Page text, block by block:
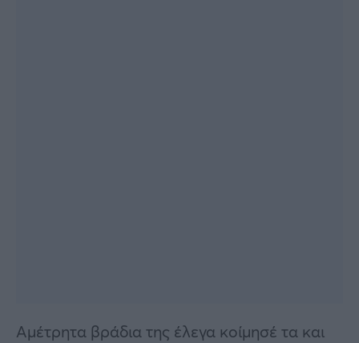
Αμέτρητα βράδια της έλεγα κοίμησέ τα και